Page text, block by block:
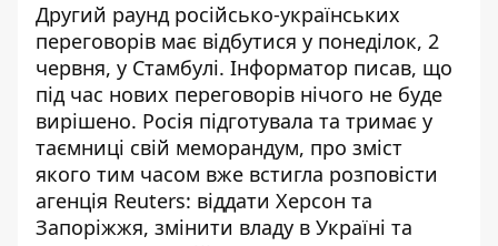
Другий раунд російсько-українських
переговорів має відбутися у понеділок, 2
червня, у Стамбулі. Інформатор писав, що
під час нових переговорів нічого не буде
вирішено. Росія підготувала та тримає у
таємниці свій меморандум, про зміст
якого тим часом вже встигла розповісти
агенція Reuters: віддати Херсон та
Запоріжжя, змінити владу в Україні та